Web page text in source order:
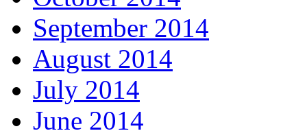
September 2014
August 2014
July 2014
June 2014